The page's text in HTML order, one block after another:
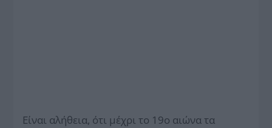
Είναι αλήθεια, ότι μέχρι το 19ο αιώνα τα